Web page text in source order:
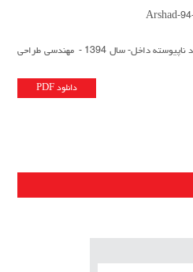
آزمون ورودی دوره های کارشناسی ارشد ناپیوسته داخل- سال 1394 - مهندسی طراحی
دانلود PDF